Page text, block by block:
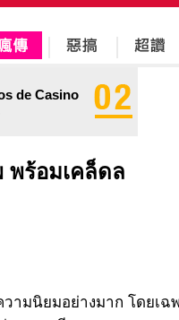
de Casino
พร้อมเคล็ดล
ามนิยมอย่างมาก โดยเฉ